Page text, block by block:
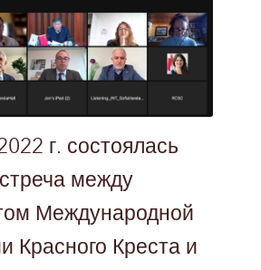
г. состоялась
между
Международной
Красного Креста и